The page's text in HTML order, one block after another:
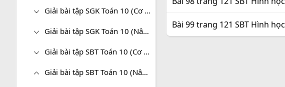
Giải bài tập SGK Toán 10 (Cơ bản)
Giải bài tập SGK Toán 10 (Nâng cao)
Giải bài tập SBT Toán 10 (Cơ bản)
Giải bài tập SBT Toán 10 (Nâng cao)
Bài 99 trang 121 SBT Hình